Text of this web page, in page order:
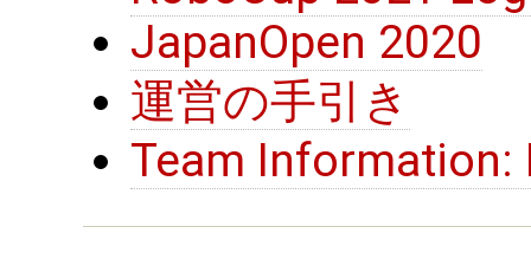
JapanOpen 2020
運営の手引き
Team Information: